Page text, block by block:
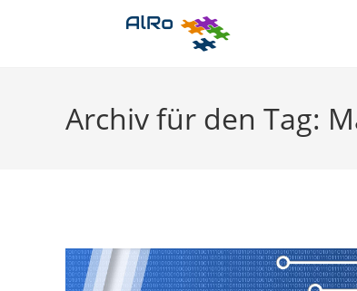
Archiv für den Tag: